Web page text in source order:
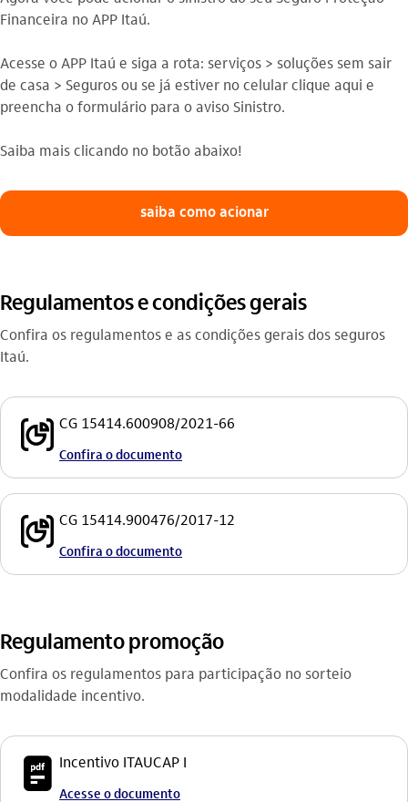
Financeira no APP Itaú.
Acesse o APP Itaú e siga a rota: serviços > soluções sem sair
de casa > Seguros ou se já estiver no celular clique aqui e
preencha o formulário para o aviso Sinistro.
Saiba mais clicando no botão abaixo!
saiba como acionar
Regulamentos e condições gerais
Confira os regulamentos e as condições gerais dos seguros
Itaú.
seguro_prestamista_outline CG 15414.600908/2021-66
Confira o documento
seguro_prestamista_outline CG 15414.900476/2017-12
Confira o documento
Regulamento promoção
Confira os regulamentos para participação no sorteio
modalidade incentivo.
icon-itaufonts_pdf Incentivo ITAUCAP I
Acesse o documento